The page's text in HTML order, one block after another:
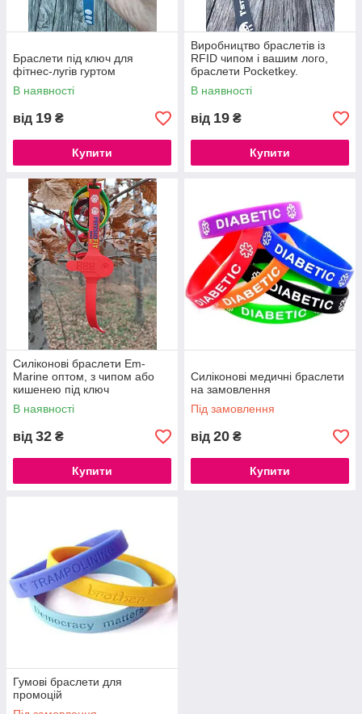
Браслети під ключ для
фітнес-лугів гуртом
В наявності
від 19 ₴
Купити
Виробництво браслетів із
RFID чипом і вашим лого,
браслети Pocketkey.
В наявності
від 19 ₴
Купити
Силіконові браслети Em-
Marine оптом, з чипом або
кишенею під ключ
В наявності
від 32 ₴
Купити
Силіконові медичні браслети
на замовлення
Під замовлення
від 20 ₴
Купити
Гумові браслети для
промоцій